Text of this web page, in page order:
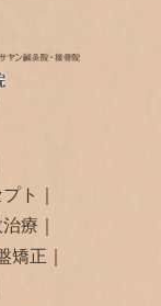
ト
療
矯正